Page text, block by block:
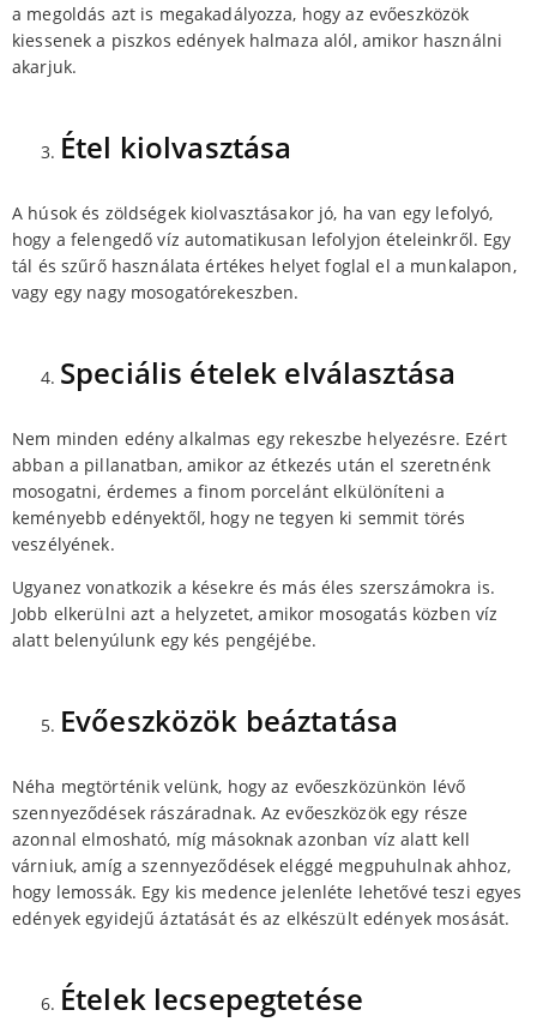
a megoldás azt is megakadályozza, hogy az evőeszközök
kiessenek a piszkos edények halmaza alól, amikor használni
akarjuk.
Étel kiolvasztása
A húsok és zöldségek kiolvasztásakor jó, ha van egy lefolyó,
hogy a felengedő víz automatikusan lefolyjon ételeinkről. Egy
tál és szűrő használata értékes helyet foglal el a munkalapon,
vagy egy nagy mosogatórekeszben.
Speciális ételek elválasztása
Nem minden edény alkalmas egy rekeszbe helyezésre. Ezért
abban a pillanatban, amikor az étkezés után el szeretnénk
mosogatni, érdemes a finom porcelánt elkülöníteni a
keményebb edényektől, hogy ne tegyen ki semmit törés
veszélyének.
Ugyanez vonatkozik a késekre és más éles szerszámokra is.
Jobb elkerülni azt a helyzetet, amikor mosogatás közben víz
alatt belenyúlunk egy kés pengéjébe.
Evőeszközök beáztatása
Néha megtörténik velünk, hogy az evőeszközünkön lévő
szennyeződések rászáradnak. Az evőeszközök egy része
azonnal elmosható, míg másoknak azonban víz alatt kell
várniuk, amíg a szennyeződések eléggé megpuhulnak ahhoz,
hogy lemossák. Egy kis medence jelenléte lehetővé teszi egyes
edények egyidejű áztatását és az elkészült edények mosását.
Ételek lecsepegtetése